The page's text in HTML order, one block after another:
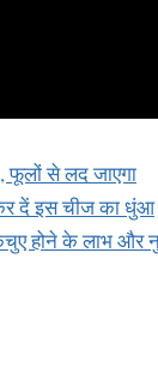
फूलों से लद जाएगा
दें इस चीज का धुंआ
होने के लाभ और